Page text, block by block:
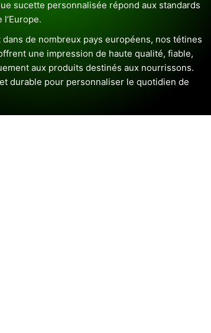
sucette personnalisée répond aux standards
de nombreux pays européens, nos tétines
une impression de haute qualité, fiable,
aux produits destinés aux nourrissons.
durable pour personnaliser le quotidien de